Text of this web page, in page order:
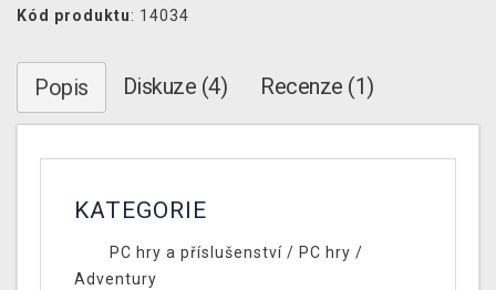
Kód produktu: 14034
Popis Diskuze (4) Recenze (1)
KATEGORIE
PC hry a příslušenství/ PC hry /
Adventury